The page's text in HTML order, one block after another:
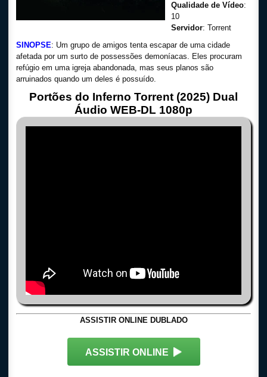
Qualidade de Vídeo:
10
Servidor: Torrent
SINOPSE: Um grupo de amigos tenta escapar de uma cidade
afetada por um surto de possessões demoníacas. Eles procuram
refúgio em uma igreja abandonada, mas seus planos são
arruinados quando um deles é possuído.
Portões do Inferno Torrent (2025) Dual
Áudio WEB-DL 1080p
ASSISTIR ONLINE DUBLADO
ASSISTIR ONLINE